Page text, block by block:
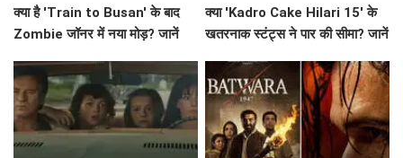
क्या है 'Train to Busan' के बाद
Zombie जॉनर में नया मोड़? जानें
क्या 'Kadro Cake Hilari 15' के
खतरनाक स्टंट्स ने पार की सीमा? जानें